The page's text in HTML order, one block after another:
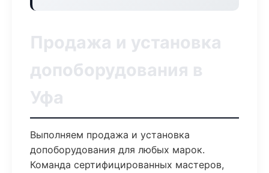
Продажа и установка
допоборудования в
Уфа
Выполняем продажа и установка
допоборудования для любых марок.
Команда сертифицированных мастеров,